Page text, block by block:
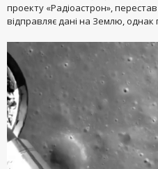
проекту «Радіоастрон»,
відправляє дані на Землю,